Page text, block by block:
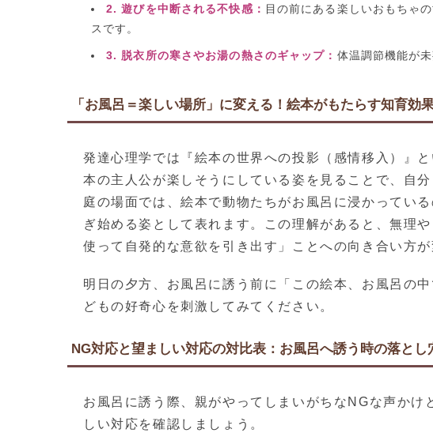
2. 遊びを中断される不快感： 目の前にある楽しいおもちゃ
スです。
3. 脱衣所の寒さやお湯の熱さのギャップ： 体温調節機能が
「お風呂＝楽しい場所」に変える！絵本がもたらす知育効
発達心理学では『絵本の世界への投影（感情移入）』
本の主人公が楽しそうにしている姿を見ることで、自
庭の場面では、絵本で動物たちがお風呂に浸かってい
ぎ始める姿として表れます。この理解があると、無理
使って自発的な意欲を引き出す」ことへの向き合い方が
明日の夕方、お風呂に誘う前に「この絵本、お風呂の
どもの好奇心を刺激してみてください。
NG対応と望ましい対応の対比表：お風呂へ誘う時の落とし
お風呂に誘う際、親がやってしまいがちなNGな声かけ
しい対応を確認しましょう。